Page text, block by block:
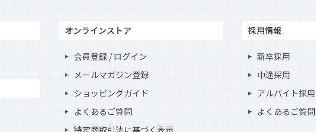
オンラインストア
会員登録 / ログイン
メールマガジン登録
ショッピングガイド
よくあるご質問
採用情報
新卒採用
中途採用
アルバイト採用
よくあるご質問